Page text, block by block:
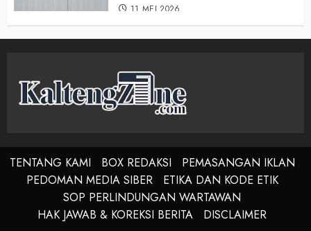
11 MEI 2026
TENTANG KAMI BOX REDAKSI
PEMASANGAN IKLAN
PEDOMAN MEDIA SIBER
ETIKA DAN KODE ETIK
SOP PERLINDUNGAN WARTAWAN
HAK JAWAB & KOREKSI BERITA
DISCLAIMER